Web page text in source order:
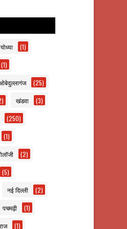
(1)
(1)
(25)
खंडवा (3)
(250)
(1)
(2)
(5)
नई दिल्ली (2)
पचमढ़ी (1)
(1)